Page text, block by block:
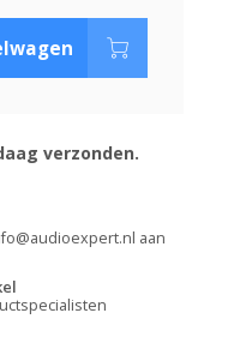
verzonden.
aan